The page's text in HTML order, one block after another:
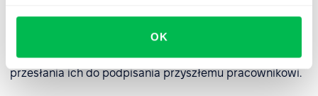
OK
W oprogramowaniu PeopleForce jest możliwość zebrania
wszystkich wyżej wymienionych warunków oferty i
przesłania ich do podpisania przyszłemu pracownikowi.